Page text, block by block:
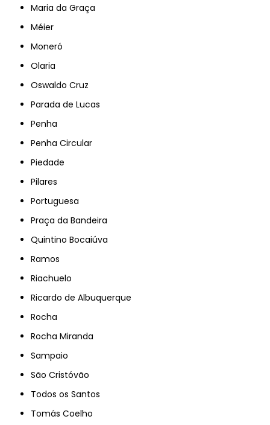
Maria da Graça
Méier
Moneró
Olaria
Oswaldo Cruz
Parada de Lucas
Penha
Penha Circular
Piedade
Pilares
Portuguesa
Praça da Bandeira
Quintino Bocaiúva
Ramos
Riachuelo
Ricardo de Albuquerque
Rocha
Rocha Miranda
Sampaio
São Cristóvão
Todos os Santos
Tomás Coelho